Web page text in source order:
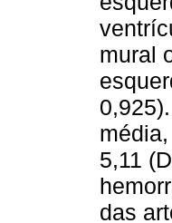
mural
5,11
das